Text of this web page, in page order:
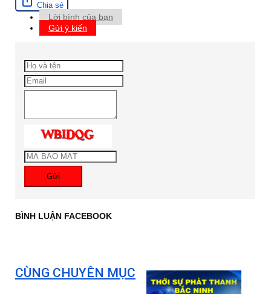
Chia sẻ
Lời bình của bạn
Gửi ý kiến
Gửi
BÌNH LUẬN FACEBOOK
CÙNG CHUYÊN MỤC